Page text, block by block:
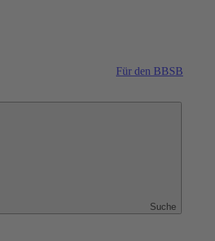
Für den BBSB
Suche